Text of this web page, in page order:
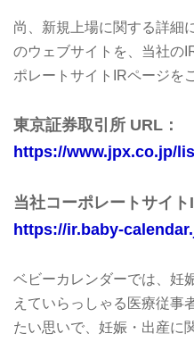
尚、新規上場に関する詳細
のウェブサイトを、当社の
ポレートサイトIRページを
東京証券取引所 URL：
https://www.jpx.co.jp/
当社コーポレートサイト
https://ir.baby-
ベビーカレンダーでは、妊
えていらっしゃる医療従事
たい思いで、妊娠・出産に